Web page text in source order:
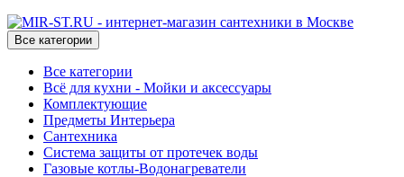
Все категории
Все категории
Всё для кухни - Мойки и аксессуары
Комплектующие
Предметы Интерьера
Сантехника
Система защиты от протечек воды
Газовые котлы-Водонагреватели